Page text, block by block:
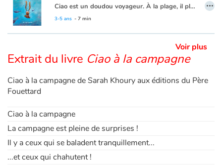
Apprendre les langues
Les plus lus
Coups de coeur
Ciao est un doudou voyageur. À la plage, il plonge dans l’eau salée et découvre le monde fascinant de la mer. Sous l’eau, il rencontre des amis aux grandes dents, des géants, des minus et même des lumières bien étranges.
3-5 ans - 7 min
…
Voir plus
Extrait du livre Ciao à la campagne
Ciao à la campagne de Sarah Khoury aux éditions du Père
Fouettard
Ciao à la campagne
La campagne est pleine de surprises !
Il y a ceux qui se baladent tranquillement...
...et ceux qui chahutent !